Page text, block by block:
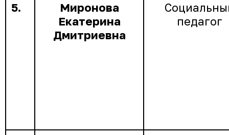
5.
Миронова
Екатерина
Дмитриевна
педагог